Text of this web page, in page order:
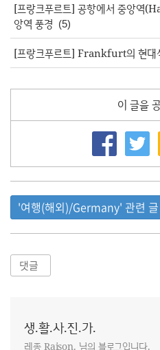
[프랑크푸르트] 공항에서 중앙역
앙역 풍경 (5)
[프랑크푸르트] Frankfurt의 현대
이 글을
'여행(해외)/Germany' 관련 글
댓글
생.활.사.진.가.
레종 Raison. 님의 블로그입니다.